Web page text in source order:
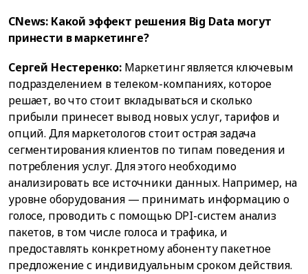
CNews: Какой эффект решения Big Data могут
принести в маркетинге?
Сергей Нестеренко: Маркетинг является ключевым
подразделением в телеком-компаниях, которое
решает, во что стоит вкладываться и сколько
прибыли принесет вывод новых услуг, тарифов и
опций. Для маркетологов стоит острая задача
сегментирования клиентов по типам поведения и
потребления услуг. Для этого необходимо
анализировать все источники данных. Например, на
уровне оборудования — принимать информацию о
голосе, проводить с помощью DPI-систем анализ
пакетов, в том числе голоса и трафика, и
предоставлять конкретному абоненту пакетное
предложение с индивидуальным сроком действия.